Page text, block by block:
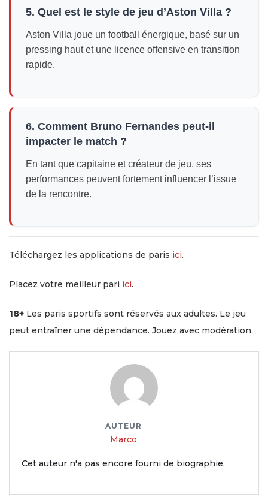
5. Quel est le style de jeu d’Aston Villa ?
Aston Villa joue un football énergique, basé sur un
pressing haut et une licence offensive en transition
rapide.
6. Comment Bruno Fernandes peut-il
impacter le match ?
En tant que capitaine et créateur de jeu, ses
performances peuvent fortement influencer l’issue
de la rencontre.
Téléchargez les applications de paris ici.
Placez votre meilleur pari ici.
18+ Les paris sportifs sont réservés aux adultes. Le jeu
peut entraîner une dépendance. Jouez avec modération.
AUTEUR
Marco
Cet auteur n'a pas encore fourni de biographie.